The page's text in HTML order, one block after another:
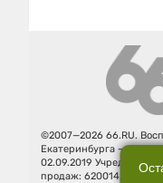
©2007—2026 66.RU.
Екатеринбурга —
02.09.2019 Учредитель:
продаж: 620014,